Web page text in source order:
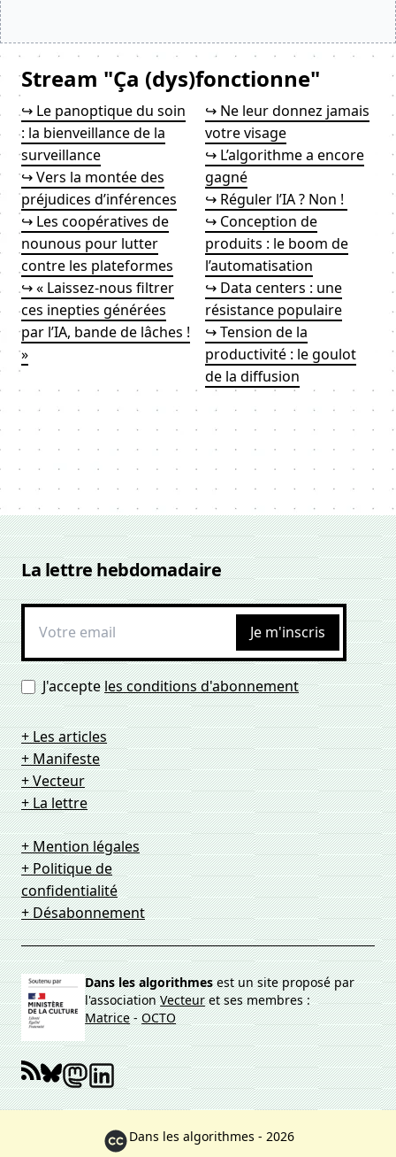
Stream "Ça (dys)fonctionne"
↪ Le panoptique du soin
: la bienveillance de la
surveillance
↪ Vers la montée des
préjudices d’inférences
↪ Les coopératives de
nounous pour lutter
contre les plateformes
↪ « Laissez-nous filtrer
ces inepties générées
par l’IA, bande de lâches !
»
↪ Ne leur donnez jamais
votre visage
↪ L’algorithme a encore
gagné
↪ Réguler l’IA ? Non !
↪ Conception de
produits : le boom de
l’automatisation
↪ Data centers : une
résistance populaire
↪ Tension de la
productivité : le goulot
de la diffusion
La lettre hebdomadaire
Je m'inscris
J'accepteles conditions d'abonnement
+ Les articles
+ Manifeste
+ Vecteur
+ La lettre
+ Mention légales
+ Politique de
confidentialité
+ Désabonnement
Dans les algorithmesest un site proposé par
l'associationVecteuret ses membres :
Matrice-OCTO
Dans les algorithmes - 2026